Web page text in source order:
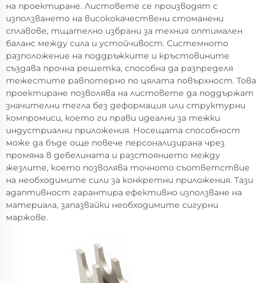
на проектиране. Листовете се производят с
използването на висококачествени стоманени
сплавове, тщателно избрани за техния оптимален
баланс между сила и устойчивост. Системното
разположение на поддръжките и кръстовините
създава прочна решетка, способна да разпределя
тежестите равnomерно по цялата повърхност. Това
проектиране позволява на листовете да поддържат
значителни тегла без деформация или структурни
компромиси, което ги прави идеални за тежки
индустриални приложения. Носещата способност
може да бъде още повече персонализирана чрез
промяна в дебелината и разстоянието между
жезлите, което позволява точното съответствие
на необходимите сили за конкретни приложения. Тази
адаптивност гарантира ефективно използване на
материала, запазвайки необходимите сигурни
маржове.